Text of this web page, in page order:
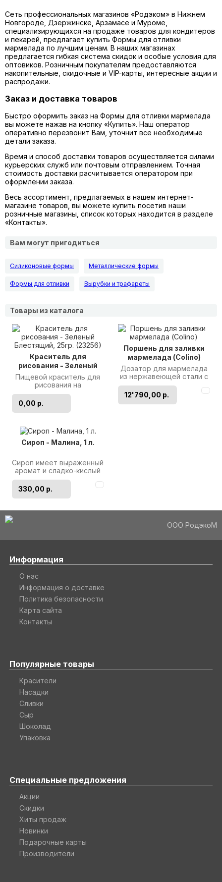
Сеть профессиональных магазинов «Родэком» в Нижнем
Новгороде, Дзержинске, Арзамасе и Муроме,
специализирующихся на продаже товаров для кондитеров
и пекарей, предлагает купить Формы для отливки
мармелада по лучшим ценам. В наших магазинах
предлагается гибкая система скидок и особые условия для
оптовиков. Розничным покупателям предоставляются
накопительные, скидочные и VIP-карты, интересные акции и
распродажи.
Заказ и доставка товаров
Быстро оформить заказ на Формы для отливки мармелада
вы можете нажав на кнопку «Купить». Наш оператор
оперативно перезвонит Вам, уточнит все необходимые
детали заказа.
Время и способ доставки товаров осуществляется силами
курьерских служб или почтовым отправлением. Точная
стоимость доставки расчитывается оператором при
оформлении заказа.
Весь ассортимент, предлагаемых в нашем интернет-
магазине товаров, вы можете купить посетив наши
розничные магазины, список которых находится в разделе
«Контакты».
Вам могут пригодиться
Силиконовые формы Металлические формы
Формы для отливки Вырубки и трафареты
Товары из каталога
Краситель для
рисования - Зеленый
Блестящий, 25гр.
(23256)
Пищевой краситель для
рисования на
кондитерских изделиях.
Идеально подходит для
рисования на шок..
0,00 р.
Поршень для заливки
мармелада (Colino)
Дозатор для мармелада
из нержавеющей стали с
пластиковой ручкой.
Производитель: Martellato
..
12'790,00 р.
Сироп - Малина, 1 л.
Сироп имеет выраженный
аромат и сладко-кислый
насыщенный малиновый
вкус.«Малина» относится
к категор..
330,00 р.
ООО РодэкоМ
Информация
О нас
Информация о доставке
Политика безопасности
Карта сайта
Контакты
Популярные товары
Красители
Насадки
Сливки
Сыр
Шоколад
Упаковка
Специальные предложения
Акции
Скидки
Хиты продаж
Новинки
Подарочные карты
Производители